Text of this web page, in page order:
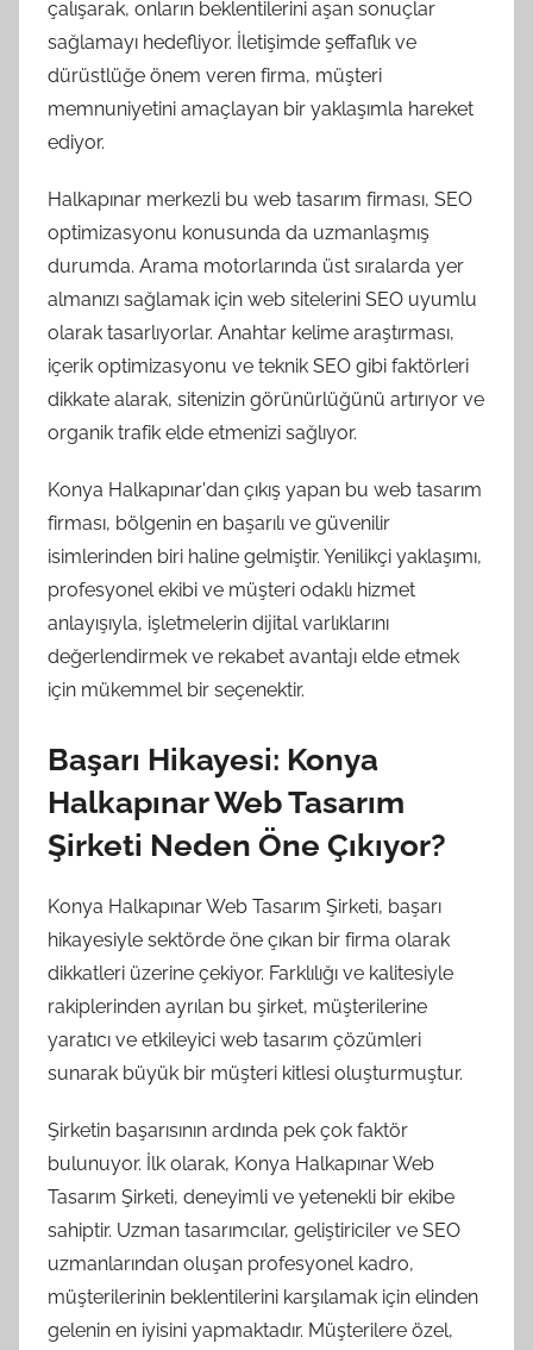
çalışarak, onların beklentilerini aşan sonuçlar
sağlamayı hedefliyor. İletişimde şeffaflık ve
dürüstlüğe önem veren firma, müşteri
memnuniyetini amaçlayan bir yaklaşımla hareket
ediyor.
Halkapınar merkezli bu web tasarım firması, SEO
optimizasyonu konusunda da uzmanlaşmış
durumda. Arama motorlarında üst sıralarda yer
almanızı sağlamak için web sitelerini SEO uyumlu
olarak tasarlıyorlar. Anahtar kelime araştırması,
içerik optimizasyonu ve teknik SEO gibi faktörleri
dikkate alarak, sitenizin görünürlüğünü artırıyor ve
organik trafik elde etmenizi sağlıyor.
Konya Halkapınar'dan çıkış yapan bu web tasarım
firması, bölgenin en başarılı ve güvenilir
isimlerinden biri haline gelmiştir. Yenilikçi yaklaşımı,
profesyonel ekibi ve müşteri odaklı hizmet
anlayışıyla, işletmelerin dijital varlıklarını
değerlendirmek ve rekabet avantajı elde etmek
için mükemmel bir seçenektir.
Başarı Hikayesi: Konya
Halkapınar Web Tasarım
Şirketi Neden Öne Çıkıyor?
Konya Halkapınar Web Tasarım Şirketi, başarı
hikayesiyle sektörde öne çıkan bir firma olarak
dikkatleri üzerine çekiyor. Farklılığı ve kalitesiyle
rakiplerinden ayrılan bu şirket, müşterilerine
yaratıcı ve etkileyici web tasarım çözümleri
sunarak büyük bir müşteri kitlesi oluşturmuştur.
Şirketin başarısının ardında pek çok faktör
bulunuyor. İlk olarak, Konya Halkapınar Web
Tasarım Şirketi, deneyimli ve yetenekli bir ekibe
sahiptir. Uzman tasarımcılar, geliştiriciler ve SEO
uzmanlarından oluşan profesyonel kadro,
müşterilerinin beklentilerini karşılamak için elinden
gelenin en iyisini yapmaktadır. Müşterilere özel,